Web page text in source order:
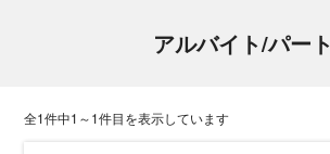
アルバイト/パート
全1件中1～1件目を表示しています